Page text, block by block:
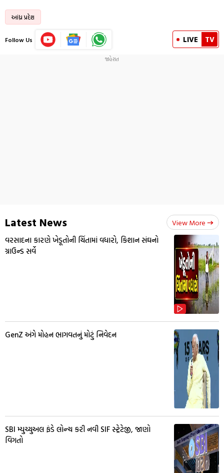
આંધ્ર પ્રદેશ
Follow Us LIVE TV
Latest News View More
વરસાદના કારણે ખેડૂતોની ચિંતામાં વધારો, કિશાન સંઘનો
ગ્રાઉન્ડ સર્વે
GenZ અંગે મોહન ભાગવતનું મોટું નિવેદન
SBI મ્યુચ્યુઅલ ફંડે લોન્ચ કરી નવી SIF સ્ટ્રેટેજી, જાણો
વિગતો